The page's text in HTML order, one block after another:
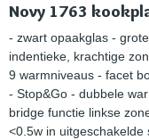
Novy 1763
- zwart opaakglas -
indentieke, krachtige
9 warmniveaus - facet
- Stop&Go - dubbele
bridge functie linkse
<0.5w in uitgeschakelde